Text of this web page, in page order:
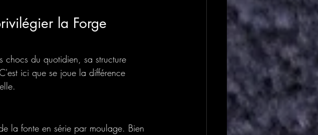
la Forge
chocs du quotidien, sa structure
ici que se joue la différence
la fonte en série par moulage. Bien